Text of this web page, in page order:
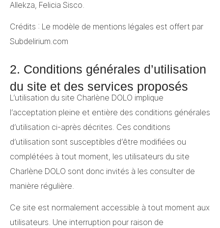
Allekza, Felicia Sisco.
Crédits : Le modèle de mentions légales est offert par
Subdelirium.com
2. Conditions générales d’utilisation
du site et des services proposés
L’utilisation du site Charlène DOLO implique
l’acceptation pleine et entière des conditions générales
d’utilisation ci-après décrites. Ces conditions
d’utilisation sont susceptibles d’être modifiées ou
complétées à tout moment, les utilisateurs du site
Charlène DOLO sont donc invités à les consulter de
manière régulière.
Ce site est normalement accessible à tout moment aux
utilisateurs. Une interruption pour raison de